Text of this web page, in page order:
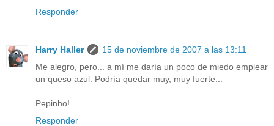
Responder
Harry Haller
15 de noviembre de 2007 a las 13:11
Me alegro, pero... a mí me daría un poco de miedo emplear
un queso azul. Podría quedar muy, muy fuerte...
Pepinho!
Responder